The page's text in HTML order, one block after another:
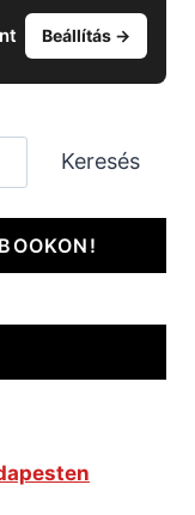
Beállítás →
Keresés